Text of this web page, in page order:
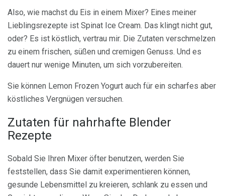
Also, wie machst du Eis in einem Mixer? Eines meiner
Lieblingsrezepte ist Spinat Ice Cream. Das klingt nicht gut,
oder? Es ist köstlich, vertrau mir. Die Zutaten verschmelzen
zu einem frischen, süßen und cremigen Genuss. Und es
dauert nur wenige Minuten, um sich vorzubereiten.
Sie können Lemon Frozen Yogurt auch für ein scharfes aber
köstliches Vergnügen versuchen.
Zutaten für nahrhafte Blender
Rezepte
Sobald Sie Ihren Mixer öfter benutzen, werden Sie
feststellen, dass Sie damit experimentieren können,
gesunde Lebensmittel zu kreieren, schlank zu essen und